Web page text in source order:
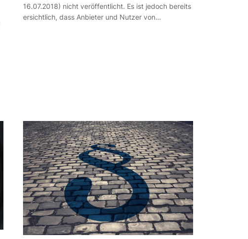
16.07.2018) nicht veröffentlicht. Es ist jedoch bereits
ersichtlich, dass Anbieter und Nutzer von…